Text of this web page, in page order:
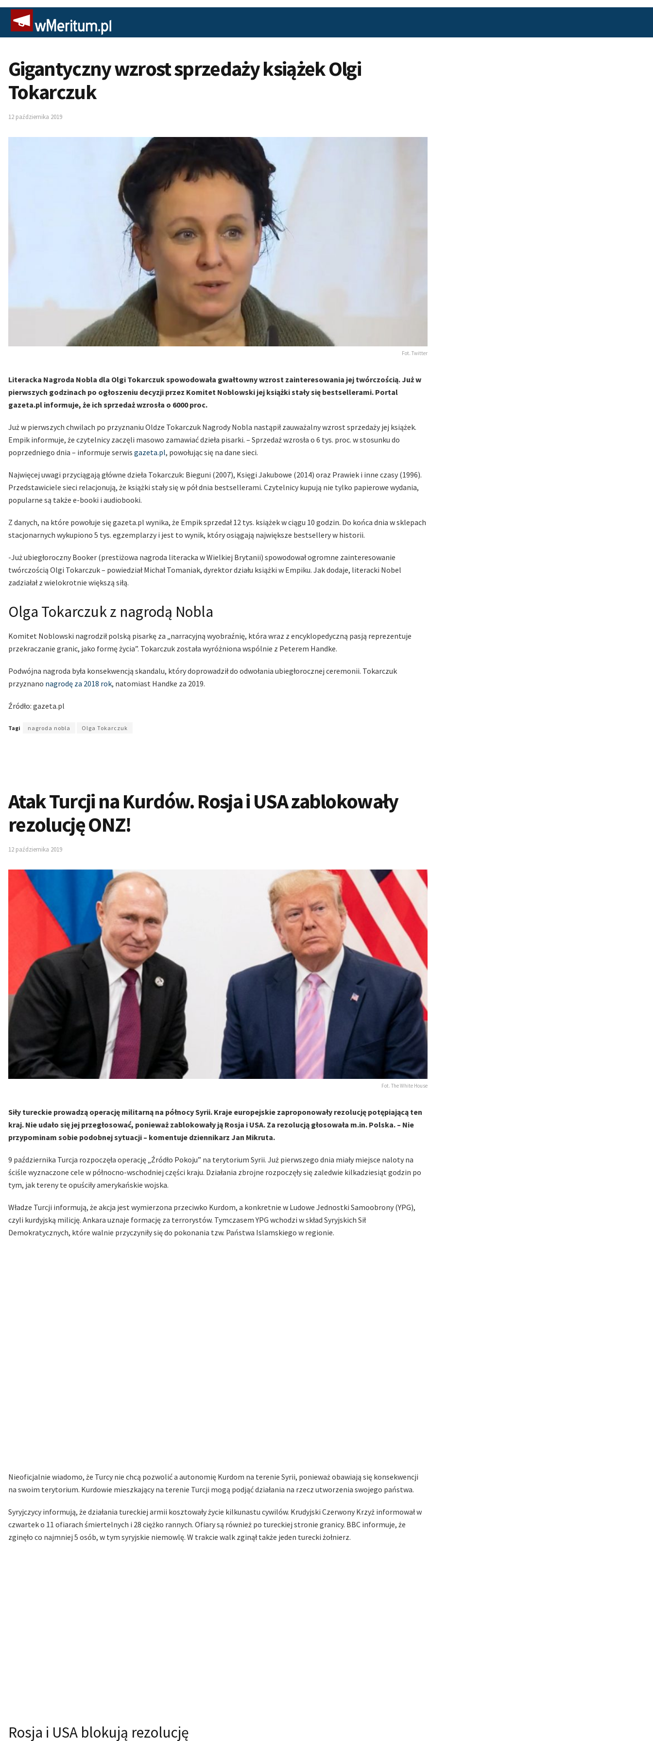
Gigantyczny wzrost sprzedaży książek Olgi
Tokarczuk
12 października 2019
Fot. Twitter
Literacka Nagroda Nobla dla Olgi Tokarczuk spowodowała gwałtowny wzrost zainteresowania jej twórczością. Już w
pierwszych godzinach po ogłoszeniu decyzji przez Komitet Noblowski jej książki stały się bestsellerami. Portal
gazeta.pl informuje, że ich sprzedaż wzrosła o 6000 proc.
Już w pierwszych chwilach po przyznaniu Oldze Tokarczuk Nagrody Nobla nastąpił zauważalny wzrost sprzedaży jej książek.
Empik informuje, że czytelnicy zaczęli masowo zamawiać dzieła pisarki. – Sprzedaż wzrosła o 6 tys. proc. w stosunku do
poprzedniego dnia – informuje serwis gazeta.pl, powołując się na dane sieci.
Najwięcej uwagi przyciągają główne dzieła Tokarczuk: Bieguni (2007), Księgi Jakubowe (2014) oraz Prawiek i inne czasy (1996).
Przedstawiciele sieci relacjonują, że książki stały się w pół dnia bestsellerami. Czytelnicy kupują nie tylko papierowe wydania,
popularne są także e-booki i audiobooki.
Z danych, na które powołuje się gazeta.pl wynika, że Empik sprzedał 12 tys. książek w ciągu 10 godzin. Do końca dnia w sklepach
stacjonarnych wykupiono 5 tys. egzemplarzy i jest to wynik, który osiągają największe bestsellery w historii.
-Już ubiegłoroczny Booker (prestiżowa nagroda literacka w Wielkiej Brytanii) spowodował ogromne zainteresowanie
twórczością Olgi Tokarczuk – powiedział Michał Tomaniak, dyrektor działu książki w Empiku. Jak dodaje, literacki Nobel
zadziałał z wielokrotnie większą siłą.
Olga Tokarczuk z nagrodą Nobla
Komitet Noblowski nagrodził polską pisarkę za „narracyjną wyobraźnię, która wraz z encyklopedyczną pasją reprezentuje
przekraczanie granic, jako formę życia”. Tokarczuk została wyróżniona wspólnie z Peterem Handke.
Podwójna nagroda była konsekwencją skandalu, który doprowadził do odwołania ubiegłorocznej ceremonii. Tokarczuk
przyznano nagrodę za 2018 rok, natomiast Handke za 2019.
Źródło: gazeta.pl
Tagi nagroda nobla Olga Tokarczuk
Atak Turcji na Kurdów. Rosja i USA zablokowały
rezolucję ONZ!
12 października 2019
Fot. The White House
Siły tureckie prowadzą operację militarną na północy Syrii. Kraje europejskie zaproponowały rezolucję potępiającą ten
kraj. Nie udało się jej przegłosować, ponieważ zablokowały ją Rosja i USA. Za rezolucją głosowała m.in. Polska. – Nie
przypominam sobie podobnej sytuacji – komentuje dziennikarz Jan Mikruta.
9 października Turcja rozpoczęła operację „Źródło Pokoju” na terytorium Syrii. Już pierwszego dnia miały miejsce naloty na
ściśle wyznaczone cele w północno-wschodniej części kraju. Działania zbrojne rozpoczęły się zaledwie kilkadziesiąt godzin po
tym, jak tereny te opuściły amerykańskie wojska.
Władze Turcji informują, że akcja jest wymierzona przeciwko Kurdom, a konkretnie w Ludowe Jednostki Samoobrony (YPG),
czyli kurdyjską milicję. Ankara uznaje formację za terrorystów. Tymczasem YPG wchodzi w skład Syryjskich Sił
Demokratycznych, które walnie przyczyniły się do pokonania tzw. Państwa Islamskiego w regionie.
Nieoficjalnie wiadomo, że Turcy nie chcą pozwolić a autonomię Kurdom na terenie Syrii, ponieważ obawiają się konsekwencji
na swoim terytorium. Kurdowie mieszkający na terenie Turcji mogą podjąć działania na rzecz utworzenia swojego państwa.
Syryjczycy informują, że działania tureckiej armii kosztowały życie kilkunastu cywilów. Krudyjski Czerwony Krzyż informował w
czwartek o 11 ofiarach śmiertelnych i 28 ciężko rannych. Ofiary są również po tureckiej stronie granicy. BBC informuje, że
zginęło co najmniej 5 osób, w tym syryjskie niemowlę. W trakcie walk zginął także jeden turecki żołnierz.
Rosja i USA blokują rezolucję